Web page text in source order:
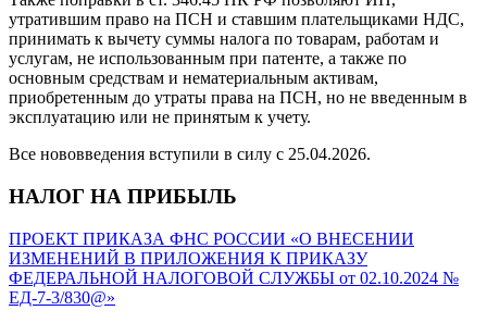
утратившим право на ПСН и ставшим плательщиками НДС,
принимать к вычету суммы налога по товарам, работам и
услугам, не использованным при патенте, а также по
основным средствам и нематериальным активам,
приобретенным до утраты права на ПСН, но не введенным в
эксплуатацию или не принятым к учету.
Все нововведения вступили в силу с 25.04.2026.
НАЛОГ НА ПРИБЫЛЬ
ПРОЕКТ ПРИКАЗА ФНС РОССИИ «О ВНЕСЕНИИ
ИЗМЕНЕНИЙ В ПРИЛОЖЕНИЯ К ПРИКАЗУ
ФЕДЕРАЛЬНОЙ НАЛОГОВОЙ СЛУЖБЫ от 02.10.2024 №
ЕД-7-3/830@»